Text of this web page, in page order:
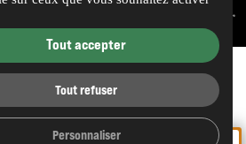
Tout accepter
Tout refuser
Personnaliser